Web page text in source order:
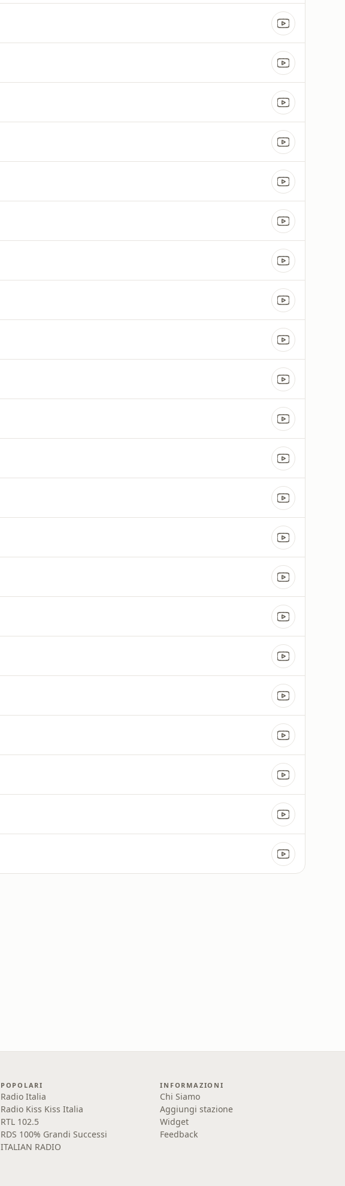
POPOLARI
Radio Italia
Radio Kiss Kiss Italia
RTL 102.5
RDS 100% Grandi Successi
ITALIAN RADIO
INFORMAZIONI
Chi Siamo
Aggiungi stazione
Widget
Feedback